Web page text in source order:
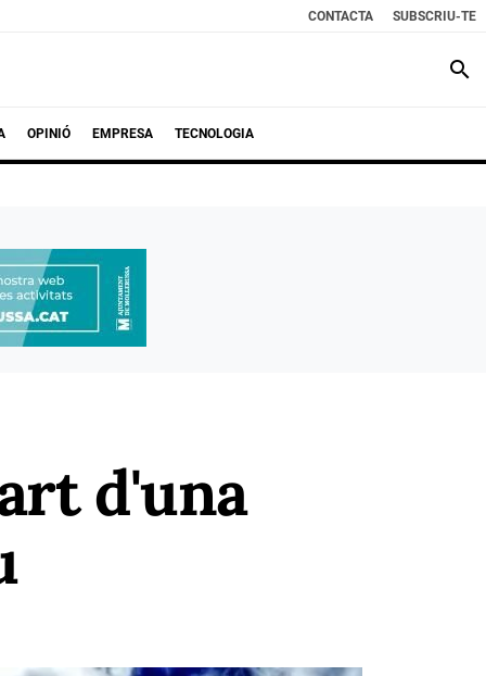
CONTACTA SUBSCRIU-TE
search
OPINIÓ EMPRESA TECNOLOGIA
d'una